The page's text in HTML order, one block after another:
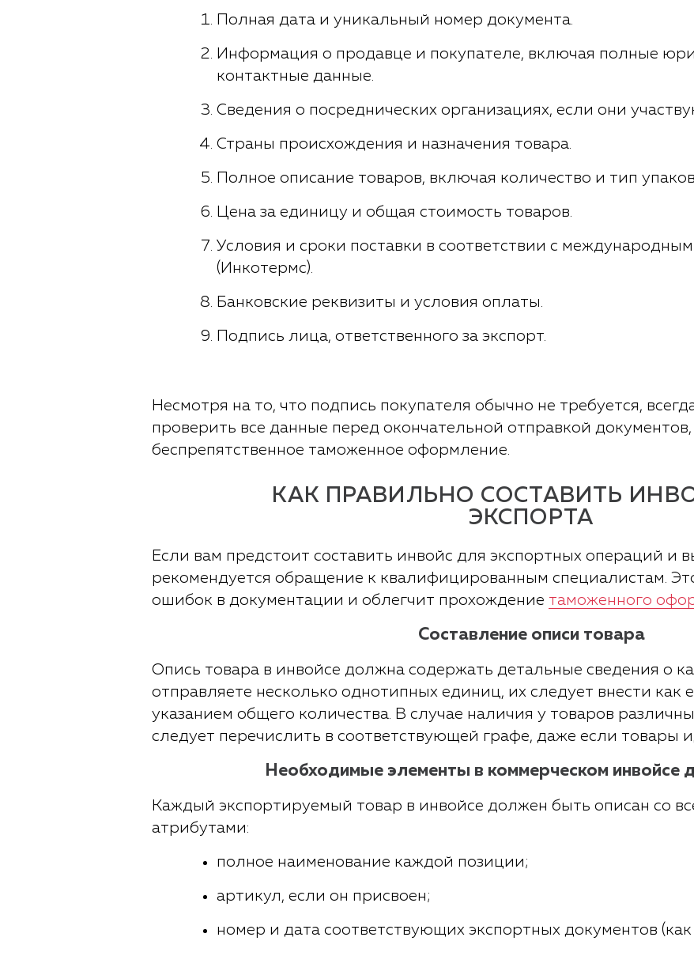
Полная дата и уникальный номер документа.
Информация о продавце и покупателе, включая полные
контактные данные.
Сведения о посреднических организациях, если они
Страны происхождения и назначения товара.
Полное описание товаров, включая количество и тип
Цена за единицу и общая стоимость товаров.
Условия и сроки поставки в соответствии с
(Инкотермс).
Банковские реквизиты и условия оплаты.
Подпись лица, ответственного за экспорт.
Несмотря на то, что подпись покупателя обычно не требуется,
проверить все данные перед окончательной отправкой
беспрепятственное таможенное оформление.
КАК ПРАВИЛЬНО СОСТАВИТЬ
ЭКСПОРТА
Если вам предстоит составить инвойс для экспортных операций и
рекомендуется обращение к квалифицированным специалистам.
ошибок в документации и облегчит прохождение таможенного
Составление описи товара
Опись товара в инвойсе должна содержать детальные сведения о
отправляете несколько однотипных единиц, их следует внести
указанием общего количества. В случае наличия у товаров
следует перечислить в соответствующей графе, даже если товары
Необходимые элементы в коммерческом инвойсе
Каждый экспортируемый товар в инвойсе должен быть описан со
атрибутами:
полное наименование каждой позиции;
артикул, если он присвоен;
номер и дата соответствующих экспортных документов